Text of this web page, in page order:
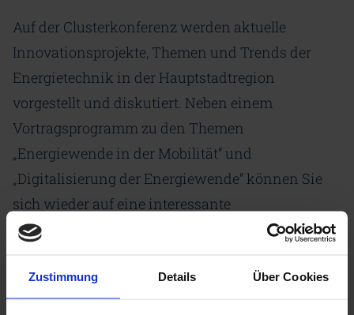
Zustimmung Details Über Cookies
Auf der Clusterkonferenz werden aktuelle
Innovationsprojekte, Themen und Trends der
Energietechnik in der Hauptstadtregion
vorgestellt und diskutiert. Neben einem
Vortragsprogramm zu den Themen
„Energiewende in der Mobilität“ und
„Digitalisierung der Energiewende“ können Sie
sich wieder auf eine interessante
Podiumsdiskussion mit unserer
Lemoine Institut), Wirtschaftsminister Prof. Dr.-
Ing. Jörg Steinbach (MWAE) und